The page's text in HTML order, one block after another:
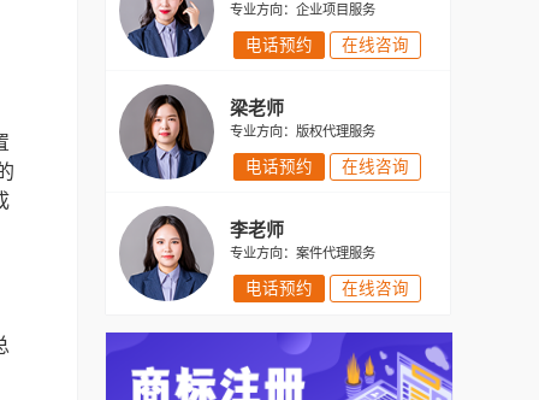
专业方向：企业项目服务
电话预约 在线咨询
梁老师
专业方向：版权代理服务
电话预约 在线咨询
李老师
专业方向：案件代理服务
电话预约 在线咨询